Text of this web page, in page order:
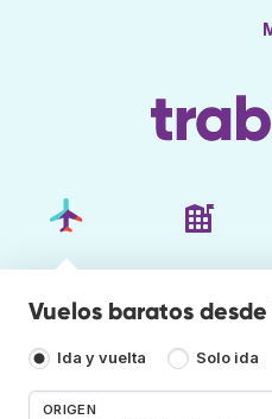
Vuelos baratos
Ida y vuelta Solo ida
ORIGEN